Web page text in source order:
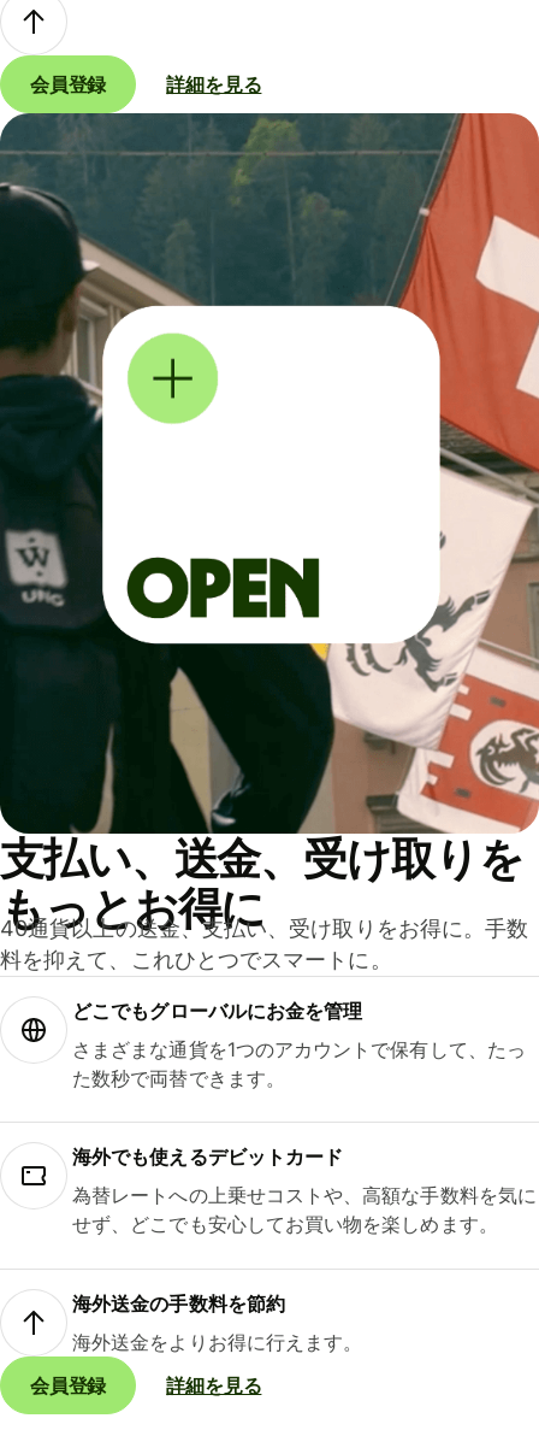
会員登録 詳細を見る
支払い、送金、受け取りを
もっとお得に
40通貨以上の送金、支払い、受け取りをお得に。手数
料を抑えて、これひとつでスマートに。
どこでもグ⁠ロ⁠ー⁠バ⁠ルにお金を管理
さまざまな通貨を1つのアカウントで保有して、たっ
た数秒で両替できます。
海外でも使えるデビットカード
為替レートへの上乗せコストや、高額な手数料を気に
せず、どこでも安心してお買い物を楽しめます。
海外送金の手数料を節約
海外送金をよりお得に行えます。
会員登録
詳細を見る